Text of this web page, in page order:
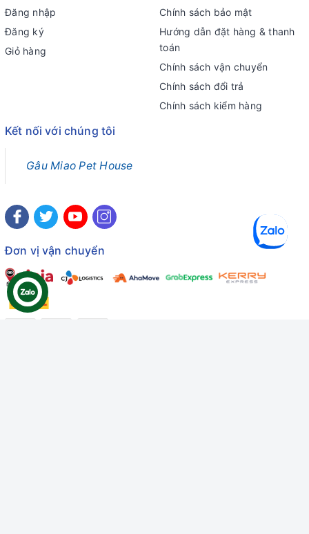
Đăng nhập
Đăng ký
Giỏ hàng
Chính sách bảo mật
Hướng dẫn đặt hàng & thanh
toán
Chính sách vận chuyển
Chính sách đổi trả
Chính sách kiểm hàng
Kết nối với chúng tôi
Gâu Miao Pet House
Đơn vị vận chuyển